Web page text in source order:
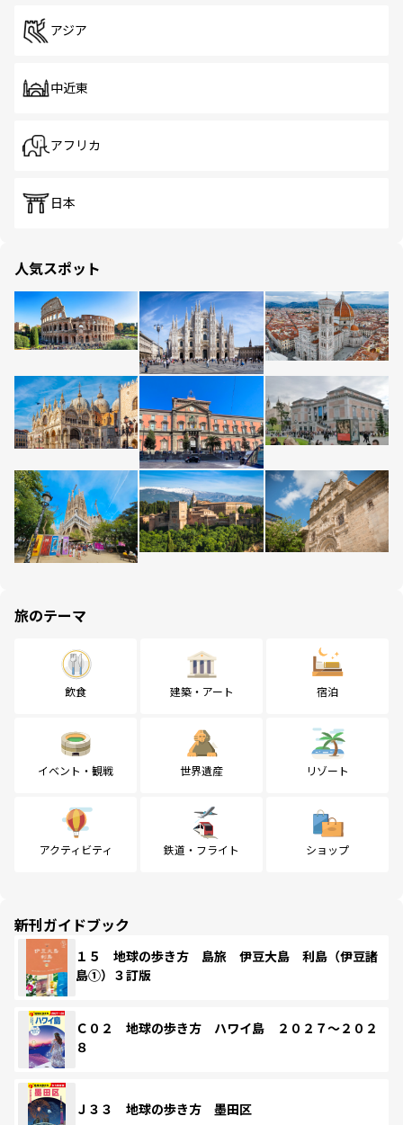
アジア
中近東
アフリカ
日本
人気スポット
旅のテーマ
飲食 建築・アート 宿泊
イベント・観戦 世界遺産 リゾート
アクティビティ 鉄道・フライト ショップ
新刊ガイドブック
１５ 地球の歩き方 島旅 伊豆大島 利島（伊豆諸
島①）３訂版
Ｃ０２ 地球の歩き方 ハワイ島 ２０２７～２０２
８
Ｊ３３ 地球の歩き方 墨田区